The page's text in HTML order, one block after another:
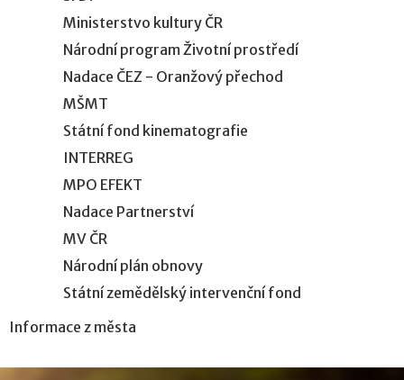
Ministerstvo kultury ČR
Národní program Životní prostředí
Nadace ČEZ - Oranžový přechod
MŠMT
Státní fond kinematografie
INTERREG
MPO EFEKT
Nadace Partnerství
MV ČR
Národní plán obnovy
Státní zemědělský intervenční fond
Informace z města